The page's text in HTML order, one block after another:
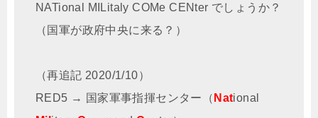
NATional MILitaly COMe CENter でしょうか？
（国軍が政府中央に来る？）
（再追記 2020/1/10）
RED5 → 国家軍事指揮センター（ National